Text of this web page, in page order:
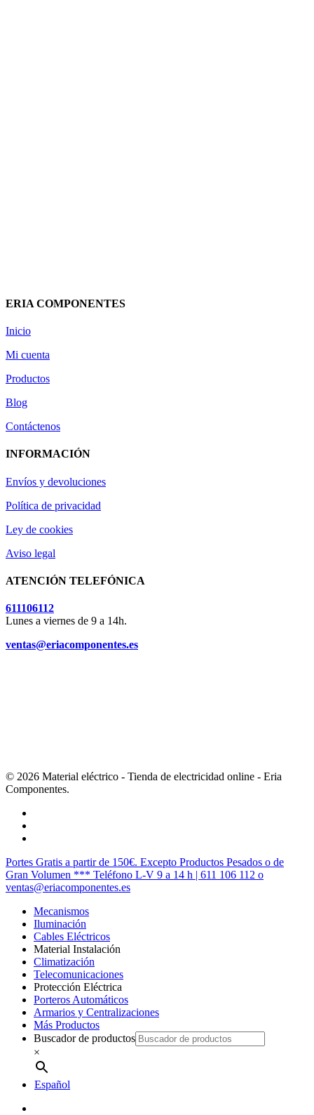
ERIA COMPONENTES
Inicio
Mi cuenta
Productos
Blog
Contáctenos
INFORMACIÓN
Envíos y devoluciones
Política de privacidad
Ley de cookies
Aviso legal
ATENCIÓN TELEFÓNICA
611106112
Lunes a viernes de 9 a 14h.
ventas@eriacomponentes.es
© 2026 Material eléctrico - Tienda de electricidad online - Eria
Componentes.
Cerrar
Menú
Portes Gratis a partir de 150€. Excepto Productos Pesados o de
Gran Volumen *** Teléfono L-V 9 a 14 h | 611 106 112 o
ventas@eriacomponentes.es
Mecanismos
Iluminación
Cables Eléctricos
Material Instalación
Climatización
Telecomunicaciones
Protección Eléctrica
Porteros Automáticos
Armarios y Centralizaciones
Más Productos
Buscador de productos
×
Español